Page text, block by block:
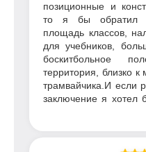
позиционные и
то я бы обратил
площадь классов,
для учебников,
боскитбольное
территория, близко к
трамвайчика.И если
заключение я хотел
самом деле их
отвозят и